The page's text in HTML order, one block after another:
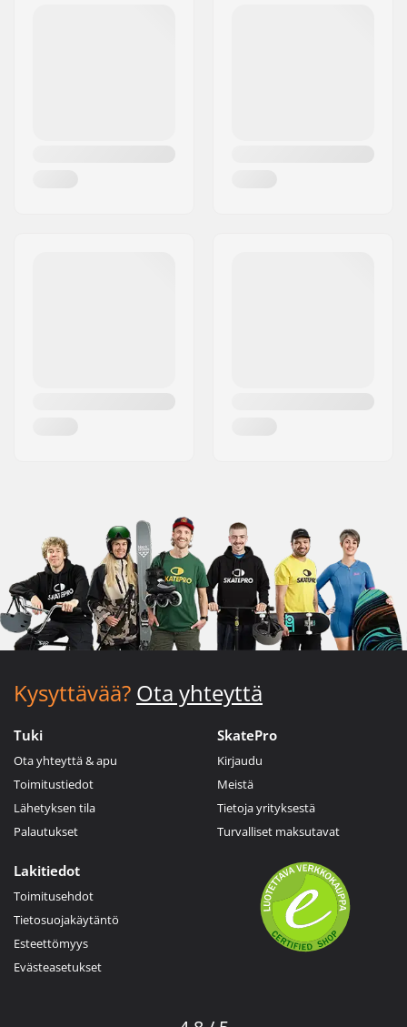
Kysyttävää? Ota yhteyttä
Tuki
Ota yhteyttä & apu
Toimitustiedot
Lähetyksen tila
Palautukset
SkatePro
Kirjaudu
Meistä
Tietoja yrityksestä
Turvalliset maksutavat
Lakitiedot
Toimitusehdot
Tietosuojakäytäntö
Esteettömyys
Evästeasetukset